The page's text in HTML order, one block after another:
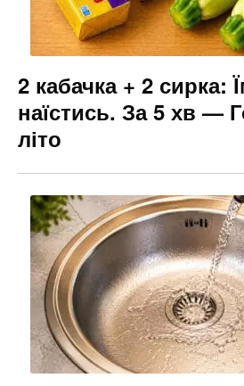
2 кабачка + 2 сирка:
наїстись. За 5 хв —
літо